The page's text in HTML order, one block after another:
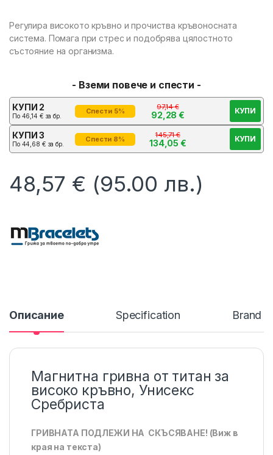
Регулира високото кръвно и прочиства кръвоносната
система. Помага при стрес и подобрява цялостното
състояние на организма.
- Вземи повече и спести -
КУПИ 2
По 46,14 € за бр.
Спести 5% 97,14€
92,28€ КУПИ
КУПИ 3
По 44,68 € за бр.
Спести 8% 145,71€
134,05€ КУПИ
48,57 € (95.00 лв.)
Описание Specification Brand
Магнитна гривна от титан за
високо кръвно, Унисекс
Сребриста
ГРИВНАТА ПОДЛЕЖИ НА СКЪСЯВАНЕ! (Виж в
края на текста)